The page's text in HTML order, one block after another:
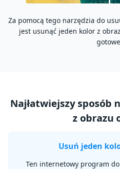
Za pomocą tego narzędzia do
jest usunąć jeden kolor z
Najłatwiejszy sposób
z obrazu
Usuń jeden
Ten internetowy program